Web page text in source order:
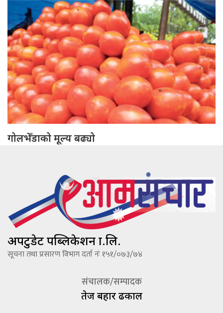
गोलभेँडाको मूल्य बढ्यो
अपटुडेट पब्लिकेशन प्रा.लि.
सूचना तथा प्रसारण विभाग दर्ता नंः १५१/०७३/७४
संचालक/सम्पादक
तेज बहादूर ढकाल